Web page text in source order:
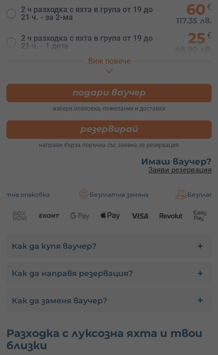
2 ч разходка с яхта в група от 19 до
21 ч. - за 2-ма
60 €
117.35 лв.
2 ч разходка с яхта в група от 19 до
21 ч. - 1 дете
25 €
4 ч разходка с яхта в група от 14 до
4 ч разходка с яхта в група от 14 до
18 ч. - за 2-ма
4 ч разходка с яхта в група от 14 до
35€
68.45 лв.
Виж повече
подари ваучер
избери опаковка, пожелание и доставка
резервирай
направи бърза поръчка със заявка за резервация
Имаш ваучер?
Заяви резервация
Безплатна замяна Безплатна доставка
Как да купя ваучер?
Как да направя резервация?
Как да заменя ваучер?
Разходка с луксозна яхта и твои
близки